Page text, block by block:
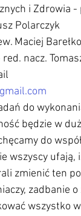
i Zdrowia
Polarczyk
Maciej
nacz.
do
będzie w
do
wszyscy
zmienić ten
zadbanie
wszystko